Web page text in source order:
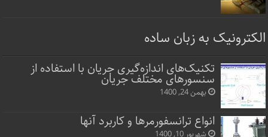
الکترونیک به زبان ساده
تکنیک‌های اندازه‌گیری جریان با استفاده از
سنسورهای مختلف جریان
بهمن 24, 1400
انواع ترانسفورمرها و کاربرد آنها